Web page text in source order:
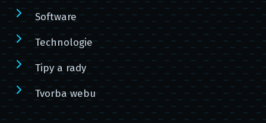
Software
Technologie
Tipy a rady
Tvorba webu